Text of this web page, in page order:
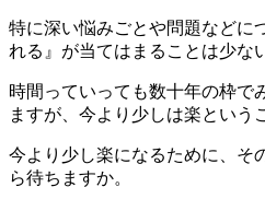
特に深い悩みごとや問題などに
れる』が当てはまることは少な
時間っていっても数十年の枠で
ますが、今より少しは楽という
今より少し楽になるために、そ
ら待ちますか。